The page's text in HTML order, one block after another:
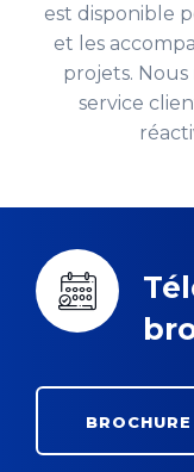
est disponible
et les
projets.
service